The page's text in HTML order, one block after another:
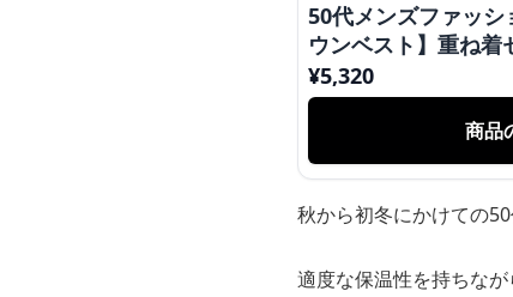
50代メンズファッ
ウンベスト】重ね着
¥5,320
商品
秋から初冬にかけての
適度な保温性を持ちな